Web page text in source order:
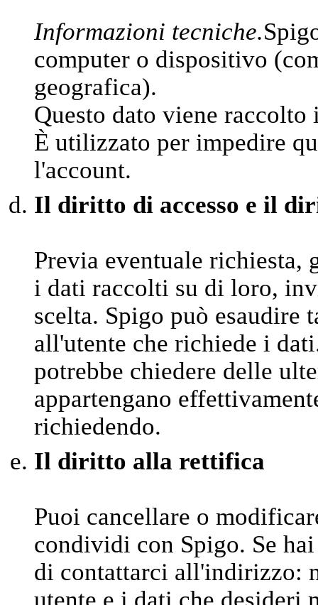
Informazioni tecniche.
computer o dispositivo
geografica).
Questo dato viene
È utilizzato per impedire
l'account.
Il diritto di accesso e il
Previa eventuale richiesta,
i dati raccolti su di loro,
scelta. Spigo può
all'utente che richiede i
potrebbe chiedere delle
appartengano
richiedendo.
Il diritto alla rettifica
Puoi cancellare o
condividi con Spigo. Se
di contattarci all'indirizzo:
utente e i dati che desideri